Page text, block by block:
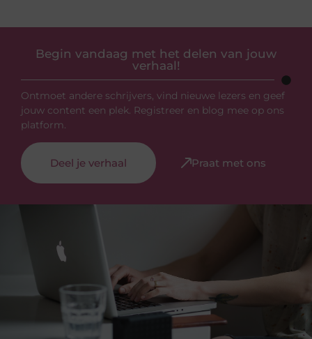
Begin vandaag met het delen van jouw
verhaal!
Ontmoet andere schrijvers, vind nieuwe lezers en geef
jouw content een plek. Registreer en blog mee op ons
platform.
Deel je verhaal Praat met ons